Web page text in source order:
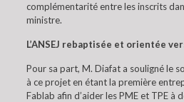
complémentarité entre les inscrits
ministre.
L’ANSEJ rebaptisée et orientée
Pour sa part, M. Diafat a souligné le
à ce projet en étant la première
Fablab afin d’aider les PME et TPE